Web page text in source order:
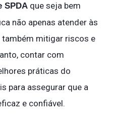
SPDA que seja bem
não apenas atender às
também mitigar riscos e
contar com
práticas do
para assegurar que a
e confiável.